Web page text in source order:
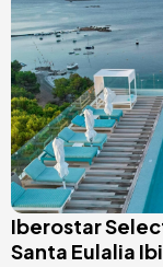
Image
Iberostar
Santa Eulalia